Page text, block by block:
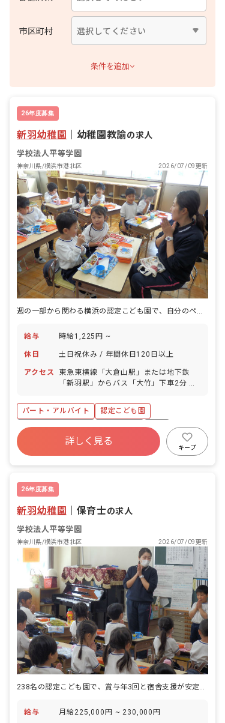
市区町村
条件を追加
26年度募集
新羽幼稚園 幼稚園教諭の求人
学校法人平等学園
神奈川県/横浜市港北区 2026/07/09更新
週の一部から関わる横浜の認定こども園で、自分のペースで保育を続ける。
給与 時給1,225円 ~
休日 土日祝休み / 年間休日120日以上
アクセス
東急東横線「大倉山駅」または地下鉄
「新羽駅」からバス「大竹」下車2分 横
徒歩12分 ※バスの本数は多めですので
通勤にも便利です。 ※マイカー通勤可
・駅前にはスーパーや飲食店が充実して
おり買い物や外食には困りません。ま
た、駅から徒歩圏内に大型スーパー
AEONがあり駅周辺で日用品まで全て揃
パート・アルバイト
認定こども園
年間休日120日以上
土日祝休み
有給
昇給昇進あり
産休育休制度
詳しく見る
キープ
26年度募集
新羽幼稚園 保育士の求人
学校法人平等学園
神奈川県/横浜市港北区 2026/07/09更新
給与 月給225,000円 ~ 230,000円